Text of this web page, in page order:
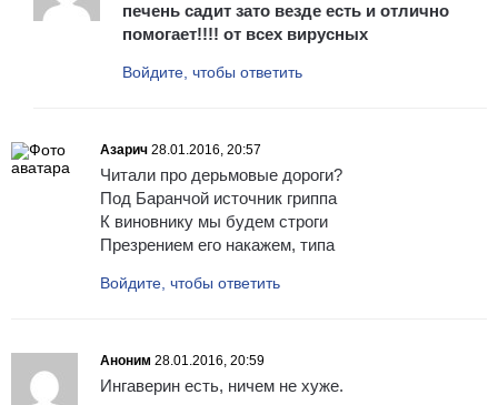
печень садит зато везде есть и отлично
помогает!!!! от всех вирусных
Войдите, чтобы ответить
Азарич 28.01.2016, 20:57
Читали про дерьмовые дороги?
Под Баранчой источник гриппа
К виновнику мы будем строги
Презрением его накажем, типа
Войдите, чтобы ответить
Аноним 28.01.2016, 20:59
Ингаверин есть, ничем не хуже.